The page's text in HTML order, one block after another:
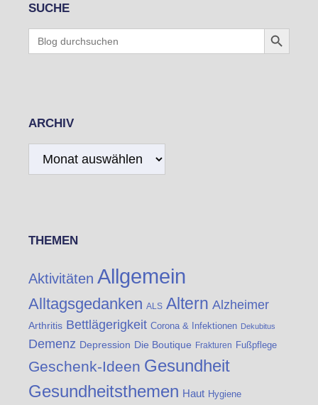
SUCHE
Search
for:
Search Button
ARCHIV
Archiv
THEMEN
Aktivitäten Allgemein
Alltagsgedanken ALS Altern Alzheimer
Arthritis Bettlägerigkeit Corona & Infektionen Dekubitus
Demenz Depression Die Boutique Frakturen Fußpflege
Geschenk-Ideen Gesundheit
Gesundheitsthemen Haut Hygiene